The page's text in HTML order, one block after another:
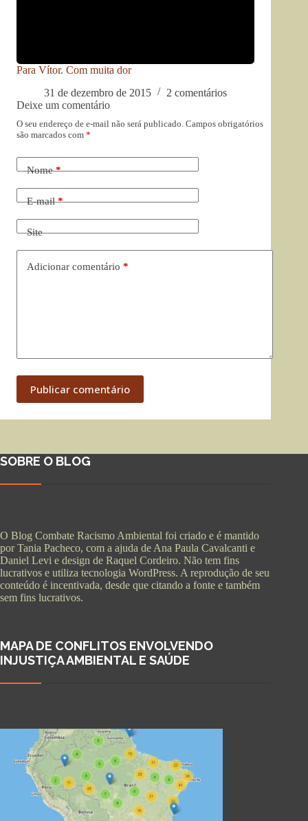
Para Vítor. Com muita dor
31 de dezembro de 2015
2 comentários
Deixe um comentário
O seu endereço de e-mail não será publicado. Campos obrigatórios
são marcados com *
Nome*
E-mail*
Site
Adicionar comentário *
Publicar comentário
SOBRE O BLOG
O Blog Combate Racismo Ambiental foi criado e é mantido
por Tania Pacheco, com a ajuda de Ana Paula Cavalcanti e
Daniel Levi e design de Raquel Cordeiro. Não tem fins
lucrativos e utiliza tecnologia WordPress. A reprodução de seu
conteúdo é incentivada, desde que citando a fonte e também
sem fins lucrativos.
MAPA DE CONFLITOS ENVOLVENDO
INJUSTIÇA AMBIENTAL E SAÚDE